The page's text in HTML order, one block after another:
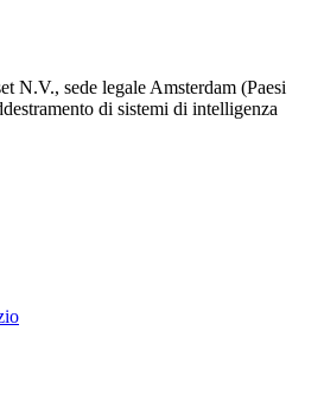
sede legale Amsterdam (Paesi
di sistemi di intelligenza